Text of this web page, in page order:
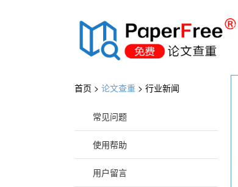
®
首页 > 论文查重 > 行业新闻
常见问题
使用帮助
用户留言